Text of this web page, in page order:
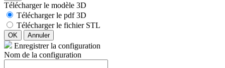
Télécharger le modèle 3D
Télécharger le pdf 3D
Télécharger le fichier STL
OK Annuler
Enregistrer la configuration
Nom de la configuration